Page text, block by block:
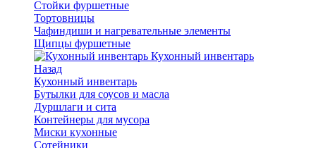
Стойки фуршетные
Тортовницы
Чафиндиши и нагревательные элементы
Щипцы фуршетные
Кухонный инвентарь
Назад
Кухонный инвентарь
Бутылки для соусов и масла
Дуршлаги и сита
Контейнеры для мусора
Миски кухонные
Сотейники